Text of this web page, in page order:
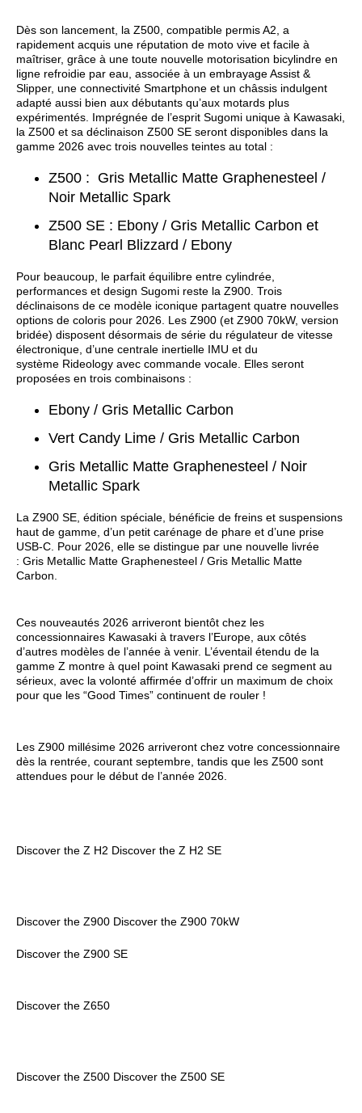
Dès son lancement, la Z500, compatible permis A2, a
rapidement acquis une réputation de moto vive et facile à
maîtriser, grâce à une toute nouvelle motorisation bicylindre en
ligne refroidie par eau, associée à un embrayage Assist &
Slipper, une connectivité Smartphone et un châssis indulgent
adapté aussi bien aux débutants qu’aux motards plus
expérimentés. Imprégnée de l’esprit Sugomi unique à Kawasaki,
la Z500 et sa déclinaison Z500 SE seront disponibles dans la
gamme 2026 avec trois nouvelles teintes au total :
Z500 : Gris Metallic Matte Graphenesteel /
Noir Metallic Spark
Z500 SE : Ebony / Gris Metallic Carbon et
Blanc Pearl Blizzard / Ebony
Pour beaucoup, le parfait équilibre entre cylindrée,
performances et design Sugomi reste la Z900. Trois
déclinaisons de ce modèle iconique partagent quatre nouvelles
options de coloris pour 2026. Les Z900 (et Z900 70kW, version
bridée) disposent désormais de série du régulateur de vitesse
électronique, d’une centrale inertielle IMU et du
système Rideology avec commande vocale. Elles seront
proposées en trois combinaisons :
Ebony / Gris Metallic Carbon
Vert Candy Lime / Gris Metallic Carbon
Gris Metallic Matte Graphenesteel / Noir
Metallic Spark
La Z900 SE, édition spéciale, bénéficie de freins et suspensions
haut de gamme, d’un petit carénage de phare et d’une prise
USB-C. Pour 2026, elle se distingue par une nouvelle livrée
: Gris Metallic Matte Graphenesteel / Gris Metallic Matte
Carbon.
Ces nouveautés 2026 arriveront bientôt chez les
concessionnaires Kawasaki à travers l’Europe, aux côtés
d’autres modèles de l’année à venir. L’éventail étendu de la
gamme Z montre à quel point Kawasaki prend ce segment au
sérieux, avec la volonté affirmée d’offrir un maximum de choix
pour que les “Good Times” continuent de rouler !
Les Z900 millésime 2026 arriveront chez votre concessionnaire
dès la rentrée, courant septembre, tandis que les Z500 sont
attendues pour le début de l’année 2026.
Discover the Z H2 Discover the Z H2 SE
Discover the Z900 Discover the Z900 70kW
Discover the Z900 SE
Discover the Z650
Discover the Z500 Discover the Z500 SE